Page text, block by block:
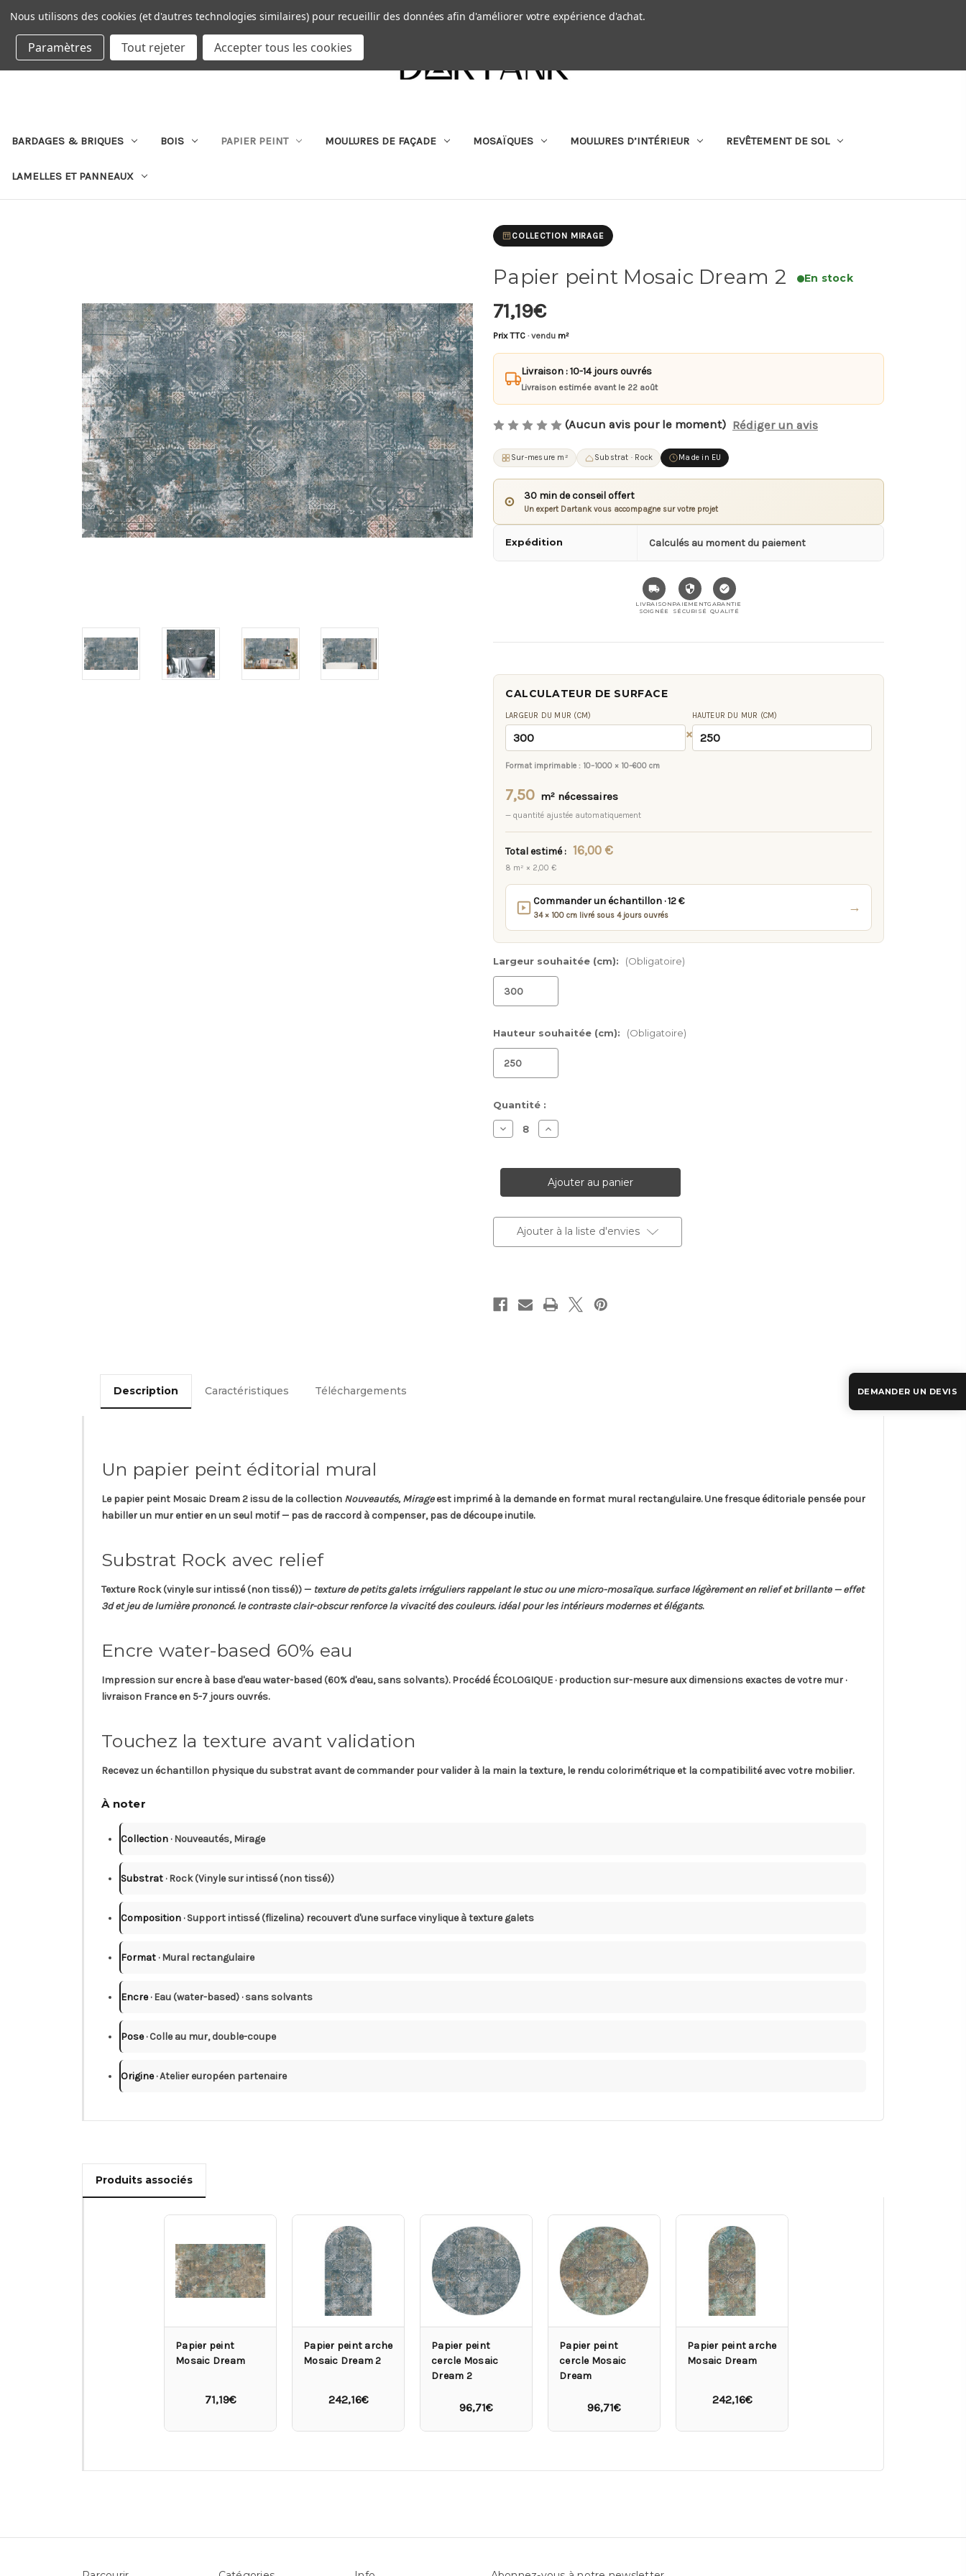
DEVISE : EUR
| RECHERCHER QUI SOMMES-NOUS
BARDAGES & BRIQUES BOIS PAPIER PEINT MOULURES DE FAÇADE MOSAÏQUES MOULURES D’INTÉRIEUR REVÊTEMENT DE SOL
LAMELLES ET PANNEAUX
COLLECTION MIRAGE
Papier peint Mosaic Dream 2 En stock
71,19€
Prix TTC · vendu m²
Livraison : 10-14 jours ouvrés
Livraison estimée avant le 22 août
(Aucun avis pour le moment) Rédiger un avis
Sur-mesure m² Substrat · Rock Made in EU
⊙ 30 min de conseil offert
Un expert Dartank vous accompagne sur votre projet
Expédition Calculés au moment du paiement
LIVRAISON
SOIGNÉE
PAIEMENT
SÉCURISÉ
GARANTIE
QUALITÉ
CALCULATEUR DE SURFACE
LARGEUR DU MUR (CM)
×
HAUTEUR DU MUR (CM)
Format imprimable : 10–1000 × 10–600 cm
7,50 m² nécessaires
— quantité ajustée automatiquement
Total estimé : 16,00 €
8 m² × 2,00 €
Commander un échantillon · 12 €
34 × 100 cm livré sous 4 jours ouvrés
→
Largeur souhaitée (cm): (Obligatoire)
Hauteur souhaitée (cm): (Obligatoire)
Stock
actuel :
Quantité :
Diminuer
la
Papier
Dream
Augmenter
la
Papier
peint
Mosaic
Dream
Ajouter à la liste d'envies
Description Caractéristiques Téléchargements
Un papier peint éditorial mural
Le papier peint Mosaic Dream 2issu de la collection Nouveautés, Mirageest imprimé à la demande en format mural rectangulaire. Une fresque éditoriale pensée pour
habiller un mur entier en un seul motif — pas de raccord à compenser, pas de découpe inutile.
Substrat Rock avec relief
TextureRock(vinyle sur intissé (non tissé)) — texture de petits galets irréguliers rappelant le stuc ou une micro-mosaïque. surface légèrement en relief et brillante — effet
3d et jeu de lumière prononcé. le contraste clair-obscur renforce la vivacité des couleurs. idéal pour les intérieurs modernes et élégants.
Encre water-based 60% eau
Impression sur encre à base d'eauwater-based (60% d'eau, sans solvants). Procédé ÉCOLOGIQUE · production sur-mesure aux dimensions exactes de votre mur ·
livraison France en 5-7 jours ouvrés.
Touchez la texture avant validation
Recevez un échantillon physiquedu substrat avant de commander pour valider à la main la texture, le rendu colorimétrique et la compatibilité avec votre mobilier.
À noter
Collection · Nouveautés, Mirage
Substrat · Rock (Vinyle sur intissé (non tissé))
Composition · Support intissé (flizelina) recouvert d'une surface vinylique à texture galets
Format · Mural rectangulaire
Encre· Eau (water-based) · sans solvants
Pose· Colle au mur, double-coupe
Origine· Atelier européen partenaire
Produits associés
Papier peint
Mosaic Dream
71,19€
Papier peint arche
Mosaic Dream 2
242,16€
Papier peint
cercle Mosaic
Dream 2
96,71€
Papier peint
cercle Mosaic
Dream
96,71€
Papier peint arche
Mosaic Dream
242,16€
Nous utilisons des cookies (et d'autres technologies similaires) pour recueillir des données afin d'améliorer votre expérience d'achat.
Paramètres Tout rejeter Accepter tous les cookies
DEMANDER UN DEVIS